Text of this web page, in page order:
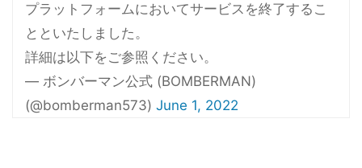
プラットフォームにおいてサービスを終了するこ
とといたしました。
詳細は以下をご参照ください。
— ボンバーマン公式 (BOMBERMAN)
(@bomberman573) June 1, 2022